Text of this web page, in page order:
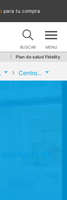
para tu compra
BUSCAR MENU
Plan de salud Fidelity
Centro Médico Albar
de